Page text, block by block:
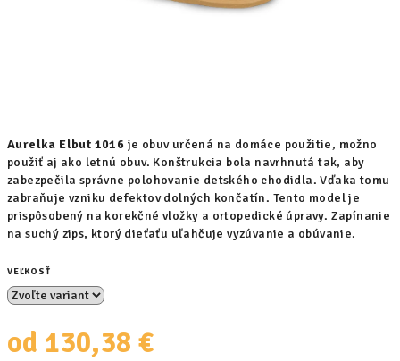
Aurelka Elbut 1016 je obuv určená na domáce použitie, možno
použiť aj ako letnú obuv. Konštrukcia bola navrhnutá tak, aby
zabezpečila správne polohovanie detského chodidla. Vďaka tomu
zabraňuje vzniku defektov dolných končatín. Tento model je
prispôsobený na korekčné vložky a ortopedické úpravy. Zapínanie
na suchý zips, ktorý dieťaťu uľahčuje vyzúvanie a obúvanie.
VEĽKOSŤ
od 130,38 €